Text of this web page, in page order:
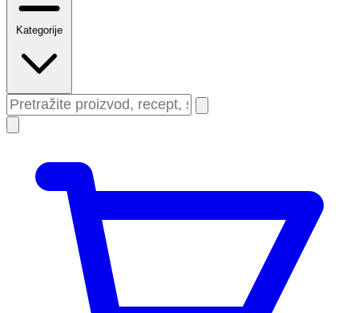
Kategorije